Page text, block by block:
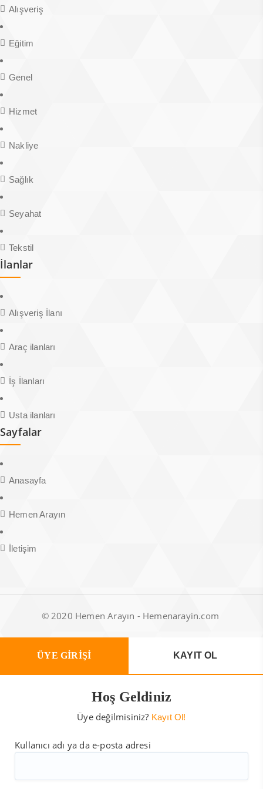
Alışveriş
Eğitim
Genel
Hizmet
Nakliye
Sağlık
Seyahat
Tekstil
İlanlar
Alışveriş İlanı
Araç ilanları
İş İlanları
Usta ilanları
Sayfalar
Anasayfa
Hemen Arayın
İletişim
© 2020 Hemen Arayın - Hemenarayin.com
ÜYE GİRİŞİ KAYIT OL
Hoş Geldiniz
Üye değilmisiniz? Kayıt Ol!
Kullanıcı adı ya da e-posta adresi